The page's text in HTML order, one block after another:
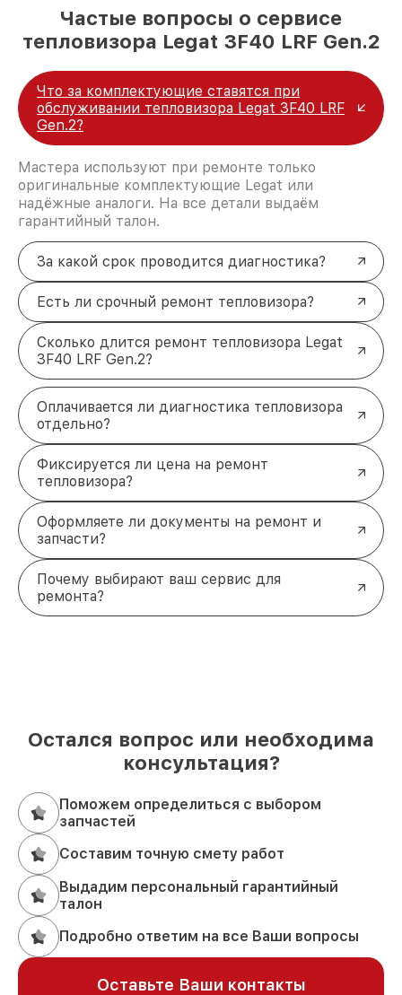
Частые вопросы о сервисе
тепловизора Legat 3F40 LRF Gen.2
Что за комплектующие ставятся при
обслуживании тепловизора Legat 3F40 LRF
Gen.2?
Мастера используют при ремонте только
оригинальные комплектующие Legat или
надёжные аналоги. На все детали выдаём
гарантийный талон.
За какой срок проводится диагностика?
Есть ли срочный ремонт тепловизора?
Сколько длится ремонт тепловизора Legat
3F40 LRF Gen.2?
Оплачивается ли диагностика тепловизора
отдельно?
Фиксируется ли цена на ремонт
тепловизора?
Оформляете ли документы на ремонт и
запчасти?
Почему выбирают ваш сервис для
ремонта?
Остался вопрос или необходима
консультация?
Поможем определиться с выбором
запчастей
Составим точную смету работ
Выдадим персональный гарантийный
талон
Подробно ответим на все Ваши вопросы
Оставьте Ваши контакты